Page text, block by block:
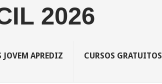
2026
APREDIZ CURSOS GRATUITOS